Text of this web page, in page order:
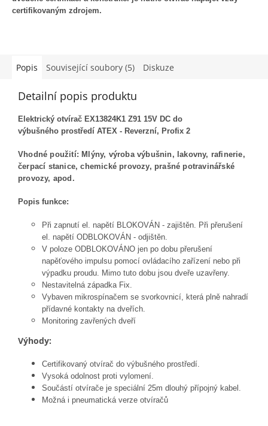
certifikovaným zdrojem.
Popis Související soubory (5) Diskuze
Detailní popis produktu
Elektrický otvírač EX13824K1 Z91 15V DC do
výbušného prostředí ATEX - Reverzní, Profix 2
Vhodné použití: Mlýny, výroba výbušnin, lakovny, rafinerie,
čerpací stanice, chemické provozy, prašné potravinářské
provozy, apod.
Popis funkce:
Při zapnutí el. napětí BLOKOVÁN - zajištěn. Při přerušení
el. napětí ODBLOKOVÁN - odjištěn.
V poloze ODBLOKOVÁNO jen po dobu přerušení
napěťového impulsu pomocí ovládacího zařízení nebo při
výpadku proudu. Mimo tuto dobu jsou dveře uzavřeny.
Nestavitelná západka Fix.
Vybaven mikrospínačem se svorkovnicí, která plně nahradí
přídavné kontakty na dveřích.
Monitoring zavřených dveří
Výhody:
Certifikovaný otvírač do výbušného prostředí.
Vysoká odolnost proti vylomení.
Součástí otvírače je speciální 25m dlouhý přípojný kabel.
Možná i pneumatická verze otvíračů